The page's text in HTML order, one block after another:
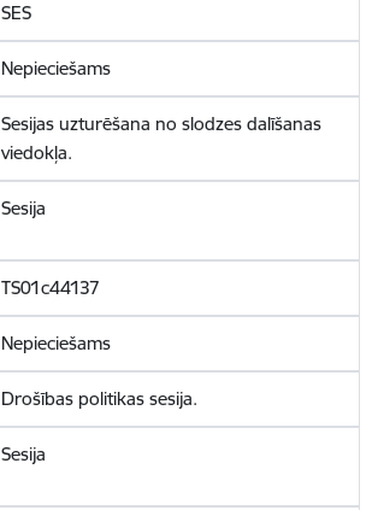
SES
Nepieciešams
Sesijas uzturēšana no slodzes dalīšanas
viedokļa.
Sesija
TS01c44137
Nepieciešams
Drošības politikas sesija.
Sesija